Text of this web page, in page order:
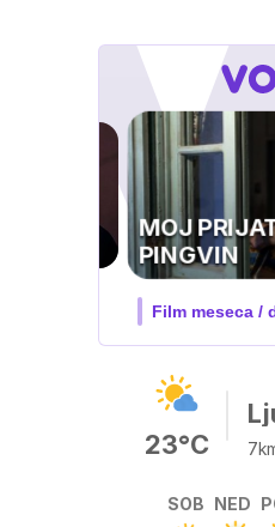
UEFA
V živo na
23°C
SOB NED